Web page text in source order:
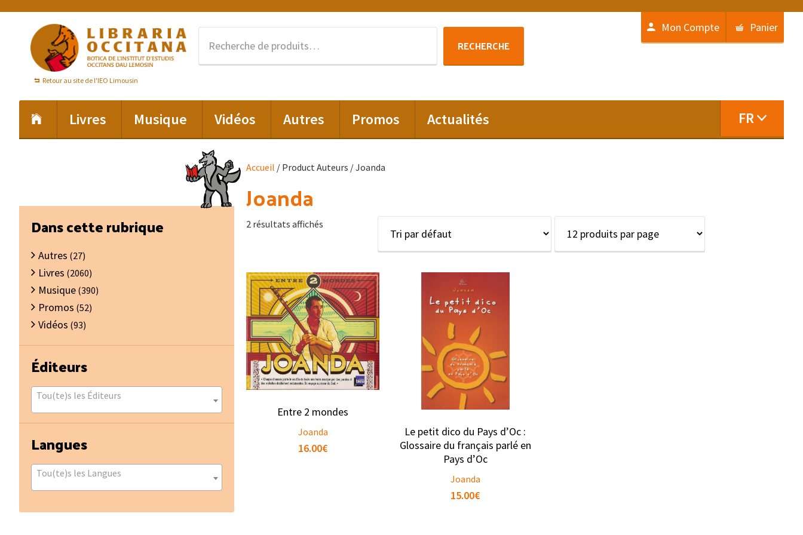
navigation
principale
contenu
principal
Retour au site de l'IEO Limousin
RECHERCHE
Mon Compte Panier
Livres Musique Vidéos Autres Promos Actualités FR
Accueil / Product Auteurs / Joanda
Joanda
2 résultats affichés
Entre 2 mondes
Joanda
16.00€
Le petit dico du Pays d’Oc :
Glossaire du français parlé en
Pays d’Oc
Joanda
15.00€
Barre
latérale
principale
Dans cette rubrique
Autres (27)
Livres (2060)
Musique (390)
Promos (52)
Vidéos (93)
Éditeurs
Tou(te)s les Éditeurs
Langues
Tou(te)s les Langues